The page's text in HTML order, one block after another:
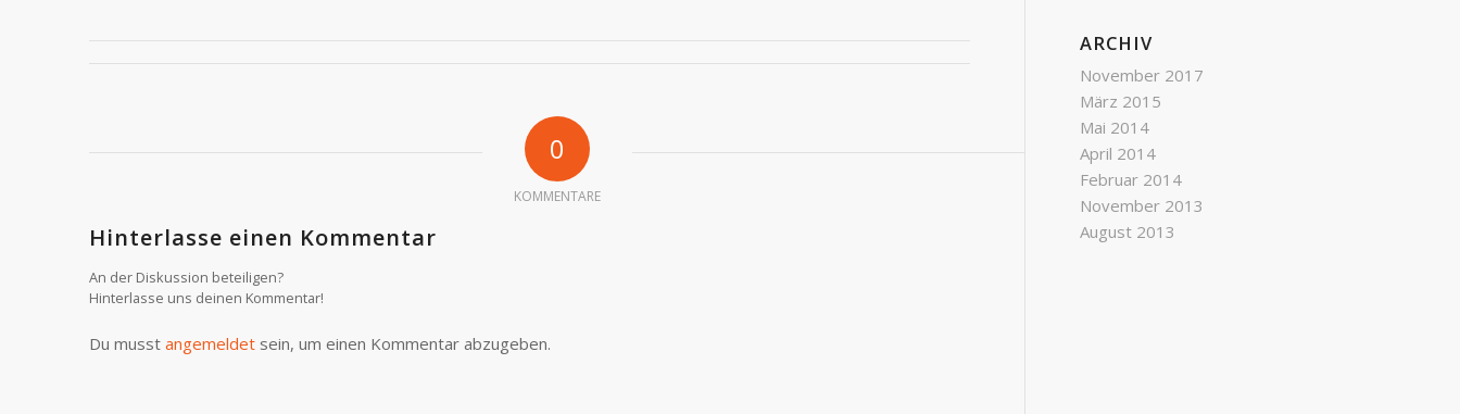
0
KOMMENTARE
Hinterlasse einen Kommentar
An der Diskussion beteiligen?
Hinterlasse uns deinen Kommentar!
Du musst angemeldet sein, um einen Kommentar abzugeben.
ARCHIV
November 2017
März 2015
Mai 2014
April 2014
Februar 2014
November 2013
August 2013